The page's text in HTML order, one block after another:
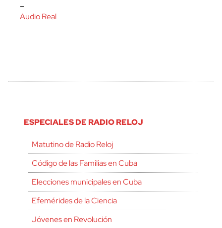
–
Audio Real
ESPECIALES DE RADIO RELOJ
Matutino de Radio Reloj
Código de las Familias en Cuba
Elecciones municipales en Cuba
Efemérides de la Ciencia
Jóvenes en Revolución